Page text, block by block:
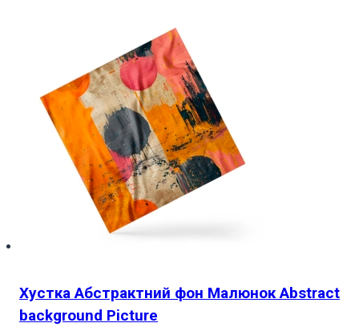
Хустка Абстрактний фон Малюнок Abstract
background Picture